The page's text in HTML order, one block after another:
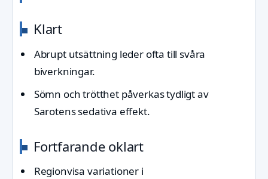
Klart
Abrupt utsättning leder ofta till svåra
biverkningar.
Sömn och trötthet påverkas tydligt av
Sarotens sedativa effekt.
Fortfarande oklart
Regionvisa variationer i